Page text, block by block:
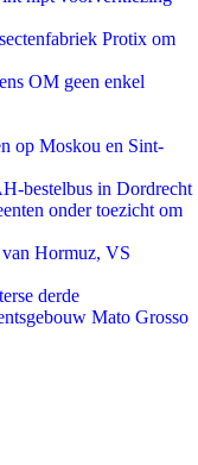
Protix om
OM geen enkel
op Moskou en Sint-
bestelbus in Dordrecht
onder toezicht om
van Hormuz, VS
derde
Mato Grosso